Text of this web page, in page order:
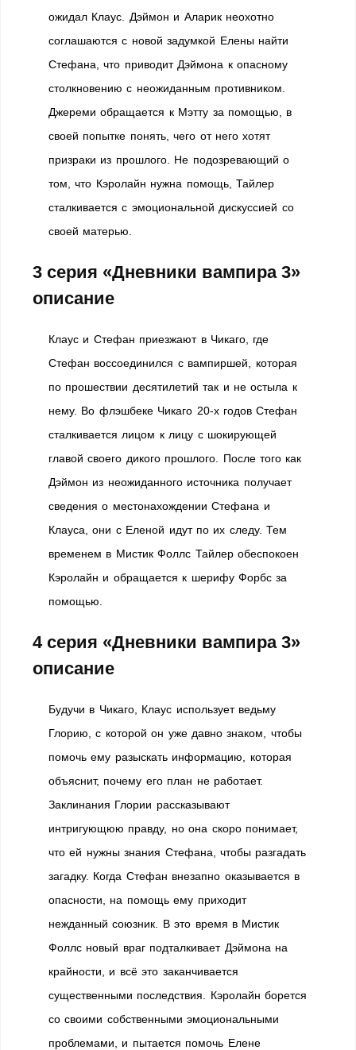
ожидал Клаус. Дэймон и Аларик неохотно
соглашаются с новой задумкой Елены найти
Стефана, что приводит Дэймона к опасному
столкновению с неожиданным противником.
Джереми обращается к Мэтту за помощью, в
своей попытке понять, чего от него хотят
призраки из прошлого. Не подозревающий о
том, что Кэролайн нужна помощь, Тайлер
сталкивается с эмоциональной дискуссией со
своей матерью.
3 серия «Дневники вампира 3»
описание
Клаус и Стефан приезжают в Чикаго, где
Стефан воссоединился с вампиршей, которая
по прошествии десятилетий так и не остыла к
нему. Во флэшбеке Чикаго 20-х годов Стефан
сталкивается лицом к лицу с шокирующей
главой своего дикого прошлого. После того как
Дэймон из неожиданного источника получает
сведения о местонахождении Стефана и
Клауса, они с Еленой идут по их следу. Тем
временем в Мистик Фоллс Тайлер обеспокоен
Кэролайн и обращается к шерифу Форбс за
помощью.
4 серия «Дневники вампира 3»
описание
Будучи в Чикаго, Клаус использует ведьму
Глорию, с которой он уже давно знаком, чтобы
помочь ему разыскать информацию, которая
объяснит, почему его план не работает.
Заклинания Глории рассказывают
интригующюю правду, но она скоро понимает,
что ей нужны знания Стефана, чтобы разгадать
загадку. Когда Стефан внезапно оказывается в
опасности, на помощь ему приходит
нежданный союзник. В это время в Мистик
Фоллс новый враг подталкивает Дэймона на
крайности, и всё это заканчивается
существенными последствия. Кэролайн борется
со своими собственными эмоциональными
проблемами, и пытается помочь Елене